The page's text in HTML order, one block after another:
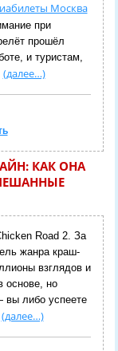
Москва
при
прошёл
и туристам,
(далее…)
КАК ОНА
Road 2. За
жанра краш-
взглядов и
основе, но
вы либо успеете
(далее…)